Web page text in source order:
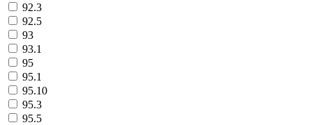
92.3
92.5
93
93.1
95
95.1
95.10
95.3
95.5